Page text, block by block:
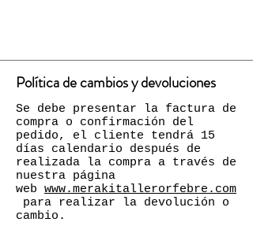
Política de cambios y devoluciones
Se debe presentar la factura de
compra o confirmación del
pedido, el cliente tendrá 15
días calendario después de
realizada la compra a través de
nuestra página
web www.merakitallerorfebre.com
para realizar la devolución o
cambio.